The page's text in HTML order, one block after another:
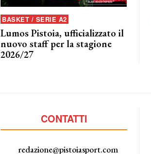
BASKET / SERIE A2
Lumos Pistoia, ufficializzato il
nuovo staff per la stagione
2026/27
CONTATTI
redazione@pistoiasport.com